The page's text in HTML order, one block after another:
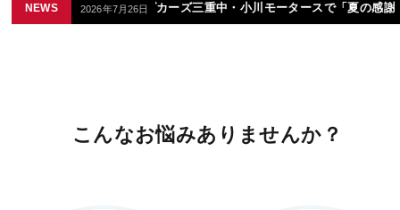
NEWS 2026年7月26日
この夏、ホンダカーズ三重中・小川モータースで「夏の感謝祭」を開催
こんなお悩みありませんか？